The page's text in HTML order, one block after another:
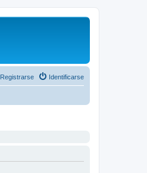
Identificarse
Registrarse